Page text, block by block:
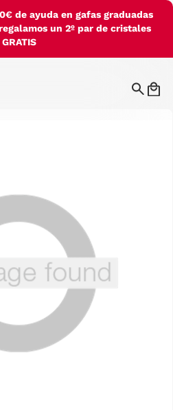
de ayuda en gafas graduadas
un 2º par de cristales
GRATIS